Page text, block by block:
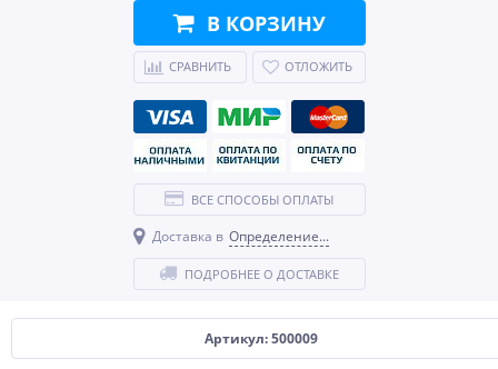
Артикул: 500009
В КОРЗИНУ
СРАВНИТЬ ОТЛОЖИТЬ
ВСЕ СПОСОБЫ ОПЛАТЫ
Доставка в Определение...
ПОДРОБНЕЕ О ДОСТАВКЕ